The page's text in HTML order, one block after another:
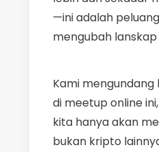
—ini adalah
mengubah
Kami
di meetup online
kita hanya akan
bukan kripto